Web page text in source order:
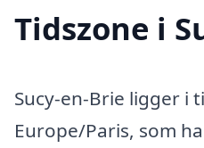
Tidszone i
Sucy-en-Brie ligger i
Europe/Paris, som